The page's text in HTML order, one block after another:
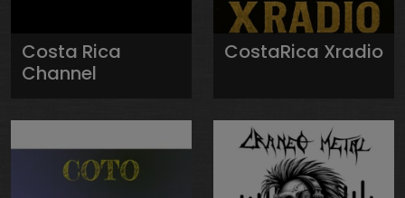
Costa Rica
Channel
CostaRica Xradio